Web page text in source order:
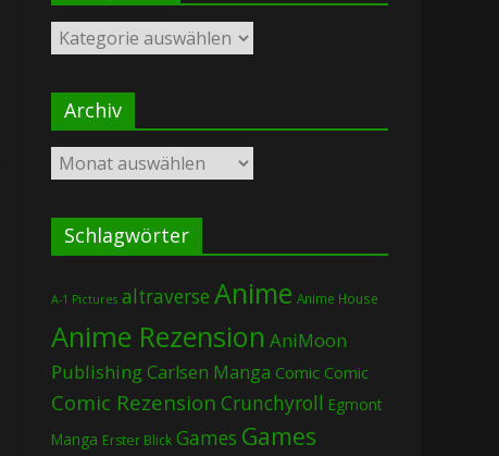
Kategorien
Archiv
Archiv
Schlagwörter
A-1 Pictures altraverse Anime Anime House
Anime Rezension AniMoon
PublishingCarlsen Manga Comic Comic
Comic Rezension Crunchyroll Egmont
Manga Erster Blick Games Games